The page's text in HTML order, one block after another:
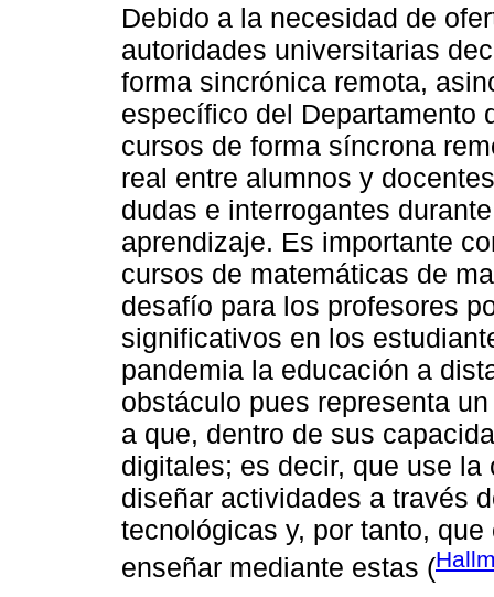
Debido a la necesidad de
autoridades universitarias
forma sincrónica remota,
específico del Departamento
cursos de forma síncrona
real entre alumnos y
dudas e interrogantes
aprendizaje. Es importante
cursos de matemáticas de
desafío para los profesores
significativos en los
pandemia la educación a
obstáculo pues representa
a que, dentro de sus
digitales; es decir, que use
diseñar actividades a través
tecnológicas y, por tanto,
enseñar mediante estas (